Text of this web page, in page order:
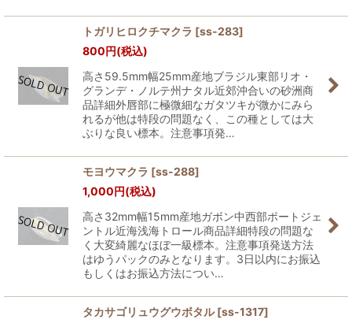
トガリヒロクチマクラ [ss-283]
800円(税込)
高さ59.5mm幅25mm産地ブラジル東部リオ・
グランデ・ノルテ州ナタル近郊沖合いの砂洲商
品詳細外唇部に極微細なガタツキが微かにみら
れるが他は特段の問題なく、この種としては大
ぶりな良い標本。注意事項発…
モヨウマクラ [ss-288]
1,000円(税込)
高さ32mm幅15mm産地ガボン中西部ポートジェ
ントル近海浅海トロール商品詳細特段の問題な
く大変綺麗なほぼ一級標本。注意事項発送方法
はゆうパックのみとなります。3日以内にお振込
もしくはお振込方法につい…
タカサゴリュウグウボタル [ss-1317]